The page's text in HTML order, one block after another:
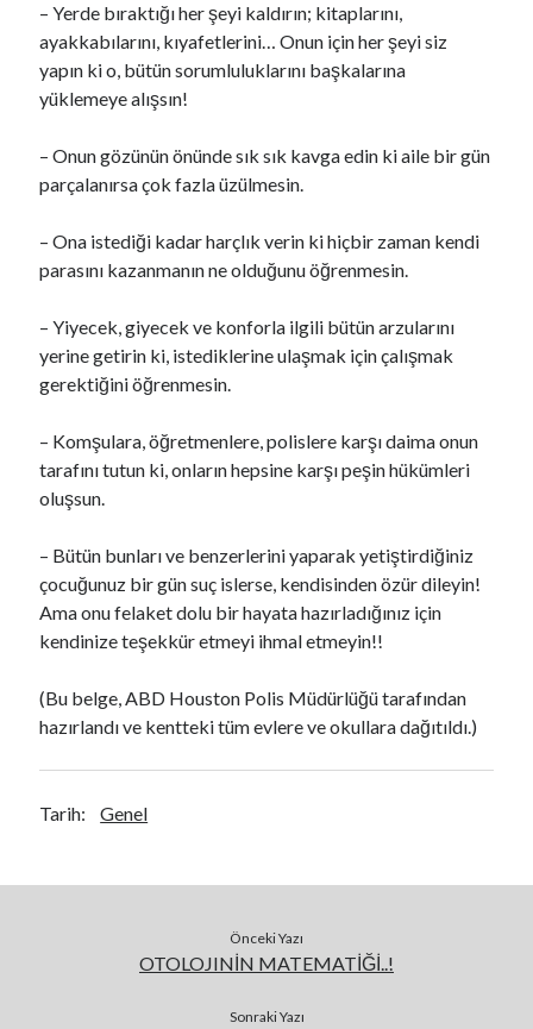
– Yerde bıraktığı her şeyi kaldırın; kitaplarını,
ayakkabılarını, kıyafetlerini… Onun için her şeyi siz
yapın ki o, bütün sorumluluklarını başkalarına
yüklemeye alışsın!
– Onun gözünün önünde sık sık kavga edin ki aile bir gün
parçalanırsa çok fazla üzülmesin.
– Ona istediği kadar harçlık verin ki hiçbir zaman kendi
parasını kazanmanın ne olduğunu öğrenmesin.
– Yiyecek, giyecek ve konforla ilgili bütün arzularını
yerine getirin ki, istediklerine ulaşmak için çalışmak
gerektiğini öğrenmesin.
– Komşulara, öğretmenlere, polislere karşı daima onun
tarafını tutun ki, onların hepsine karşı peşin hükümleri
oluşsun.
– Bütün bunları ve benzerlerini yaparak yetiştirdiğiniz
çocuğunuz bir gün suç islerse, kendisinden özür dileyin!
Ama onu felaket dolu bir hayata hazırladığınız için
kendinize teşekkür etmeyi ihmal etmeyin!!
(Bu belge, ABD Houston Polis Müdürlüğü tarafından
hazırlandı ve kentteki tüm evlere ve okullara dağıtıldı.)
Tarih: Genel
Önceki Yazı
OTOLOJINİN MATEMATİĞİ..!
Sonraki Yazı